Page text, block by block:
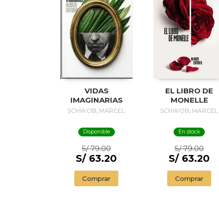
VIDAS
IMAGINARIAS
SCHWOB, MARCEL
Disponible
S/ 79.00
S/ 63.20
Comprar
EL LIBRO DE
MONELLE
SCHWOB, MARCEL
En stock
S/ 79.00
S/ 63.20
Comprar